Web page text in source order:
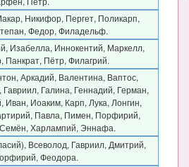
Никифор, Пергет, Поликарп,
Федор, Филадельф.
Изабелла, Иннокентий, Маркелл,
Панкрат, Пётр, Филагрий.
Аркадий, Валентина, Ваптос,
Гавриил, Галина, Геннадий, Герман,
Иван, Иоаким, Карп, Лука, Лонгин,
Павла, Пимен, Порфирий,
Харлампий, Эннафа.
Всеволод, Гавриил, Дмитрий,
Феодора.